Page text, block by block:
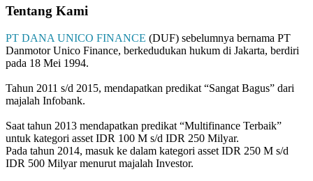
Tentang Kami
PT DANA UNICO FINANCE (DUF) sebelumnya bernama PT
Danmotor Unico Finance, berkedudukan hukum di Jakarta, berdiri
pada 18 Mei 1994.
Tahun 2011 s/d 2015, mendapatkan predikat “Sangat Bagus” dari
majalah Infobank.
Saat tahun 2013 mendapatkan predikat “Multifinance Terbaik”
untuk kategori asset IDR 100 M s/d IDR 250 Milyar.
Pada tahun 2014, masuk ke dalam kategori asset IDR 250 M s/d
IDR 500 Milyar menurut majalah Investor.